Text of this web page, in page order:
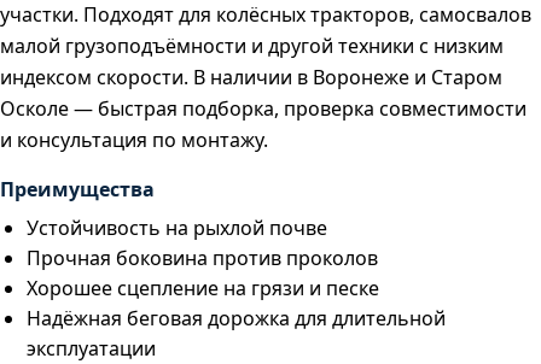
участки. Подходят для колёсных тракторов, самосвалов
малой грузоподъёмности и другой техники с низким
индексом скорости. В наличии в Воронеже и Старом
Осколе — быстрая подборка, проверка совместимости
и консультация по монтажу.
Преимущества
Устойчивость на рыхлой почве
Прочная боковина против проколов
Хорошее сцепление на грязи и песке
Надёжная беговая дорожка для длительной
эксплуатации